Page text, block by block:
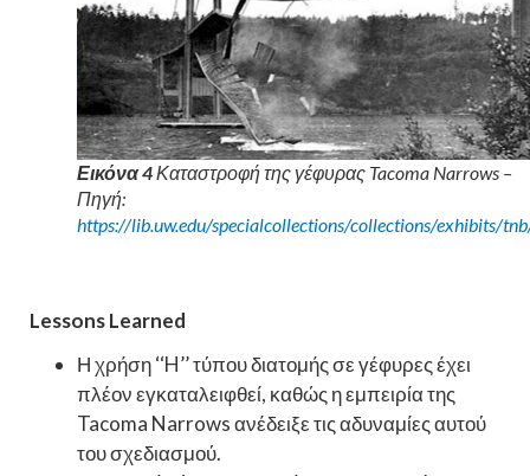
Εικόνα 4Καταστροφή της γέφυρας Tacoma Narrows –
Πηγή:
https://lib.uw.edu/specialcollections/collections/exhibits/
Lessons Learned
Η χρήση ‘‘H’’ τύπου διατομής σε γέφυρες έχει
πλέον εγκαταλειφθεί, καθώς η εμπειρία της
Tacoma Narrows ανέδειξε τις αδυναμίες αυτού
του σχεδιασμού.